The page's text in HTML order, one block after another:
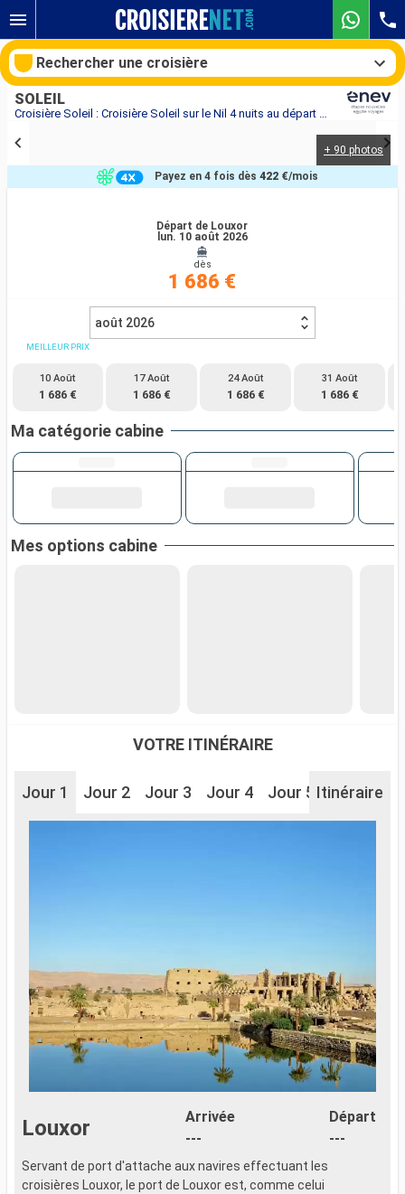
Croisière Soleil : Croisière Soleil sur le Nil 4 nuits au départ de Louxor
SOLEIL
+ 90 photos
Départ de Louxor
lun. 10 août 2026
dès
1 686 €
Payez en 4 fois dès 422 €/mois
août 2026
MEILLEUR PRIX
10 Août
1 686 €
17 Août
1 686 €
24 Août
1 686 €
31 Août
1 686 €
Ma catégorie cabine
Mes options cabine
VOTRE ITINÉRAIRE
Jour 1 Jour 2 Jour 3 Jour 4 Jour 5 Itinéraire
Louxor
Arrivée
---
Départ
---
Servant de port d'attache aux navires effectuant les
croisières Louxor, le port de Louxor est, comme celui
Rechercher une croisière
Nos destinations
Compagnies
Rechercher